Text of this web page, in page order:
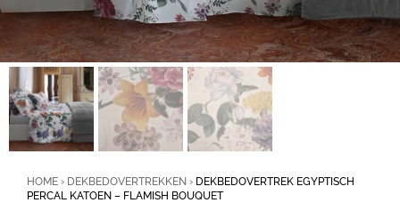
HOME › DEKBEDOVERTREKKEN › DEKBEDOVERTREK EGYPTISCH
PERCAL KATOEN – FLAMISH BOUQUET